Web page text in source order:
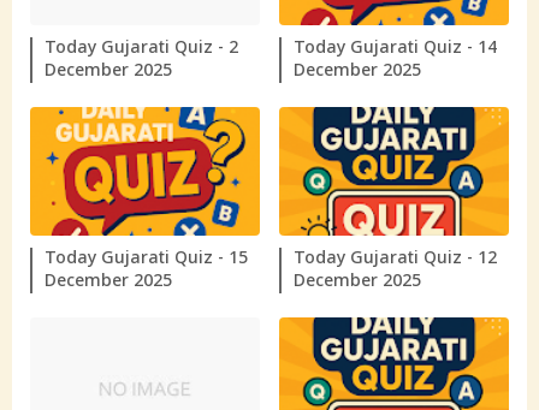
Today Gujarati Quiz - 2
December 2025
Today Gujarati Quiz - 14
December 2025
Today Gujarati Quiz - 15
December 2025
Today Gujarati Quiz - 12
December 2025